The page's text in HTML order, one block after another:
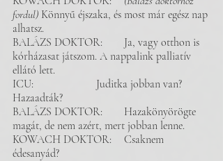
fordul) Könnyű éjszaka, és most már egész nap
alhatsz.
BALÁZS DOKTOR: 	Ja, vagy otthon is
kórházasat játszom. A nappalink palliatív
ellátó lett.
ICU: 			Juditka jobban van?
Hazaadták?
BALÁZS DOKTOR: 	Hazakönyörögte
magát, de nem azért, mert jobban lenne.
KOWACH DOKTOR: 	Csaknem
édesanyád?